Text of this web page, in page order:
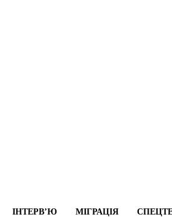
ІНТЕРВʼЮ МІГРАЦІЯ